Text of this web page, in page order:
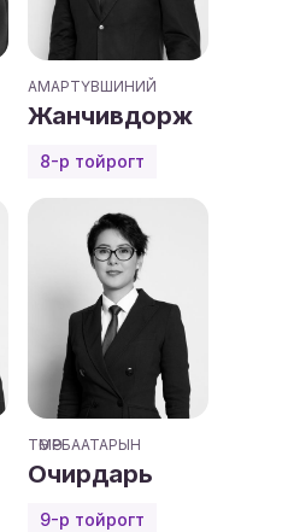
АМАРТҮВШИНИЙ
Жанчивдорж
8-р тойрогт
ТӨМӨРБААТАРЫН
Очирдарь
9-р тойрогт